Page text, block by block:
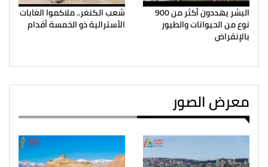
البشر يهددون أكثر من 900
نوع من الحيوانات والطيور
بالإنقراض
شعب الكنغر.. ملاكموا الغابات
الأسترالية ذو الخمسة أقدام
معرض الصور